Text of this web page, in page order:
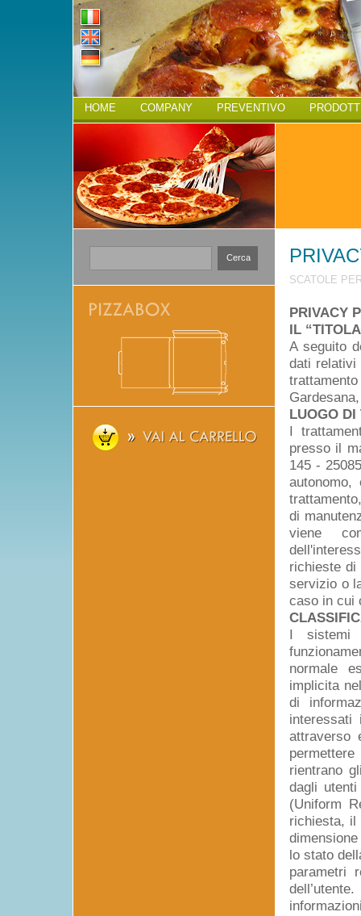
HOME COMPANY PREVENTIVO
Cerca
SCATOLE
PRIVACY
IL
A seguito
dati relativi
LUOGO DI
I
presso il
145 -
di
viene
richieste di
servizio o
caso in cui
I sistemi
normale
implicita
di
interessati
attraverso
rientrano
dagli
(Uniform
richiesta, il
lo stato
parametri